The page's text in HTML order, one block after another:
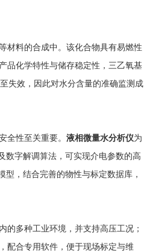
材料的合成中。该化合物具有易燃性
品化学特性与储存稳定性，三乙氧基
失效，因此对水分含量的准确监测成
全性至关重要。 液相微量水分析仪为
数字解调算法，可实现介电参数的高
，结合完善的物性与标定数据库，
的多种工业环境，并支持高压工况；
配合专用软件，便于现场标定与维